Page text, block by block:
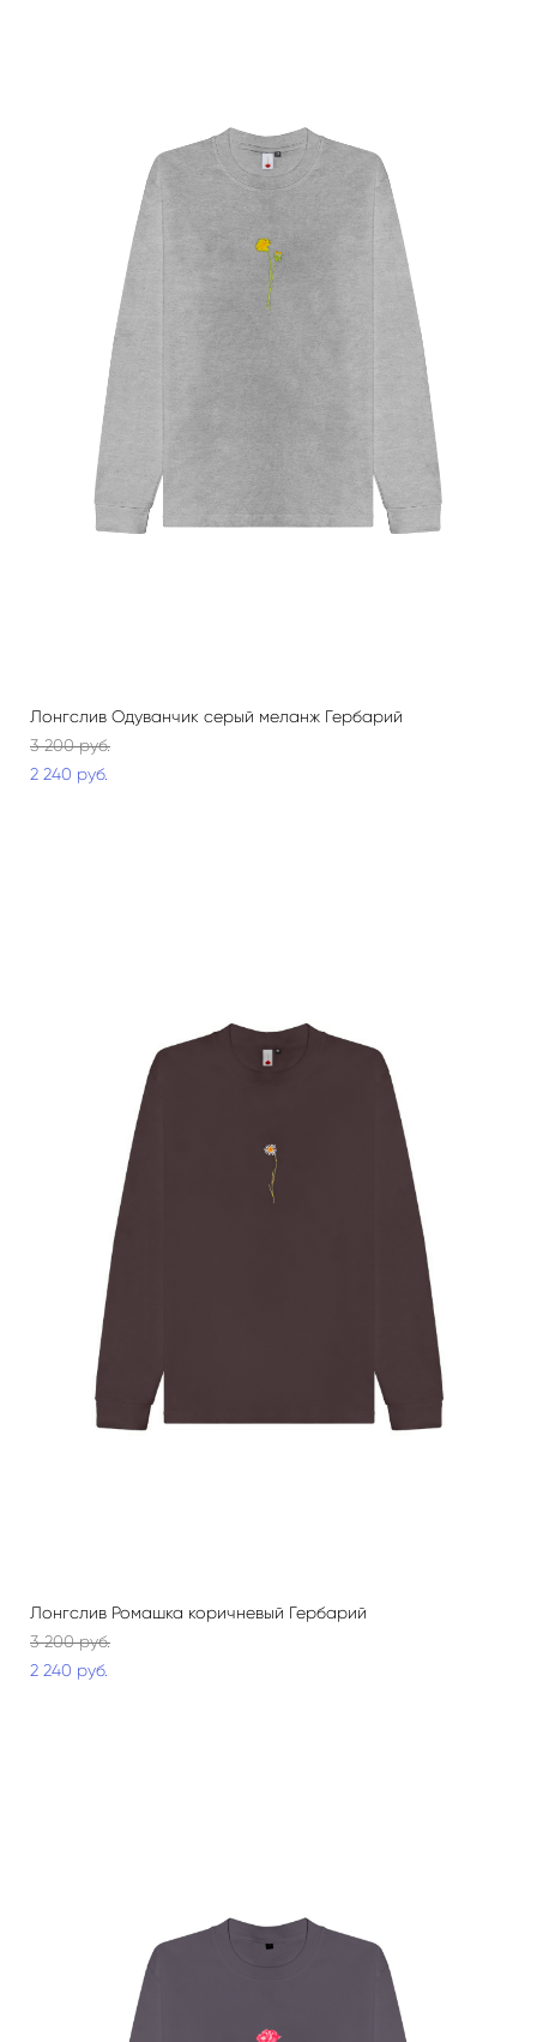
Лонгслив Одуванчик серый меланж Гербарий
3 200 pуб.
2 240 pуб.
Лонгслив Ромашка коричневый Гербарий
3 200 pуб.
2 240 pуб.